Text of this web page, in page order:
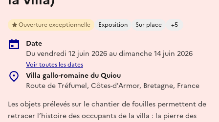
Ouverture exceptionnelle Exposition Sur place +5
Date
Du vendredi 12 juin 2026 au dimanche 14 juin 2026
Voir toutes les dates
Villa gallo-romaine du Quiou
Route de Tréfumel, Côtes-d'Armor, Bretagne, France
Les objets prélevés sur le chantier de fouilles permettent de
retracer l’histoire des occupants de la villa : la pierre des